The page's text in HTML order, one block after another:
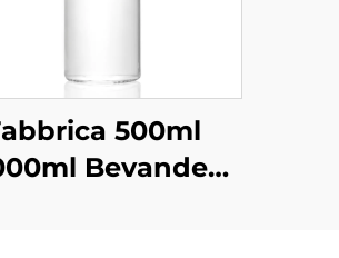
500ml
Bevande